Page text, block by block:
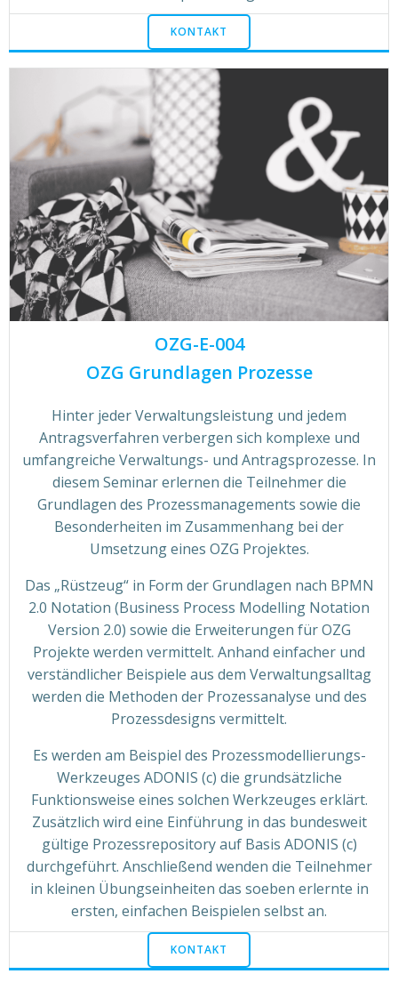
KONTAKT
OZG-E-004
OZG Grundlagen Prozesse
Hinter jeder Verwaltungsleistung und jedem
Antragsverfahren verbergen sich komplexe und
umfangreiche Verwaltungs- und Antragsprozesse. In
diesem Seminar erlernen die Teilnehmer die
Grundlagen des Prozessmanagements sowie die
Besonderheiten im Zusammenhang bei der
Umsetzung eines OZG Projektes.
Das „Rüstzeug“ in Form der Grundlagen nach BPMN
2.0 Notation (Business Process Modelling Notation
Version 2.0) sowie die Erweiterungen für OZG
Projekte werden vermittelt. Anhand einfacher und
verständlicher Beispiele aus dem Verwaltungsalltag
werden die Methoden der Prozessanalyse und des
Prozessdesigns vermittelt.
Es werden am Beispiel des Prozessmodellierungs-
Werkzeuges ADONIS (c) die grundsätzliche
Funktionsweise eines solchen Werkzeuges erklärt.
Zusätzlich wird eine Einführung in das bundesweit
gültige Prozessrepository auf Basis ADONIS (c)
durchgeführt. Anschließend wenden die Teilnehmer
in kleinen Übungseinheiten das soeben erlernte in
ersten, einfachen Beispielen selbst an.
KONTAKT